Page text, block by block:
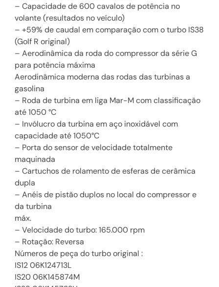
– Capacidade de 600 cavalos de potência no
volante (resultados no veículo)
– +59% de caudal em comparação com o turbo IS38
(Golf R original)
– Aerodinâmica da roda do compressor da série G
para potência máxima
Aerodinâmica moderna das rodas das turbinas a
gasolina
– Roda de turbina em liga Mar-M com classificação
até 1050 °C
– Invólucro da turbina em aço inoxidável com
capacidade até 1050°C
– Porta do sensor de velocidade totalmente
maquinada
– Cartuchos de rolamento de esferas de cerâmica
dupla
– Anéis de pistão duplos no local do compressor e
da turbina
máx.
– Velocidade do turbo: 165.000 rpm
– Rotação: Reversa
Números de peça do turbo original :
IS12 06K124713L
IS20 06K145874M